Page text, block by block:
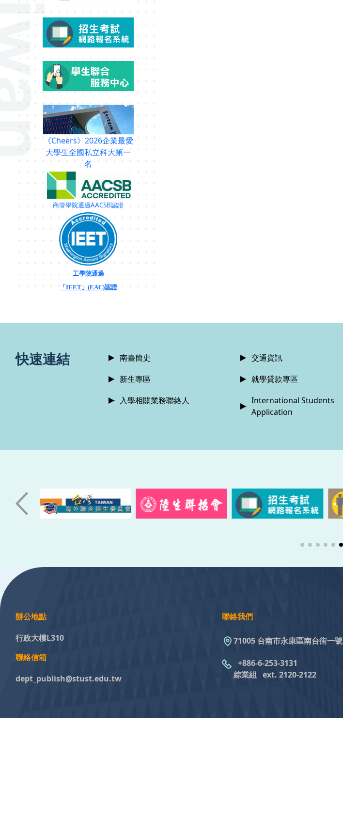
《Cheers》2026企業最愛
大學生全國私立科大第一
名
商管學院通過AACSB認證
工學院通過
「IEET」(EAC)認證
快速連結 南臺簡史 交通資訊
新生專區
就學貸款專區
入學相關業務聯絡人
International Students
Application
聯絡我們
71005 台南市永康區南台街一號
+886-6-253-3131
綜業組 ext. 2120-2122
辦公地點
行政大樓L310
聯絡信箱
dept_publish@stust.edu.tw